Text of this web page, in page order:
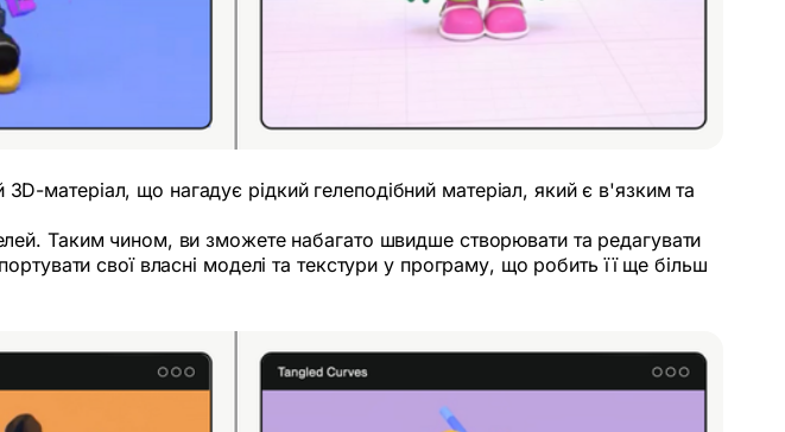
матеріал, що нагадує рідкий гелеподібний матеріал, який є в'язким та
Таким чином, ви зможете набагато швидше створювати та редагувати
свої власні моделі та текстури у програму, що робить її ще більш